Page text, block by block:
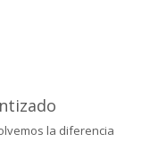
la diferencia